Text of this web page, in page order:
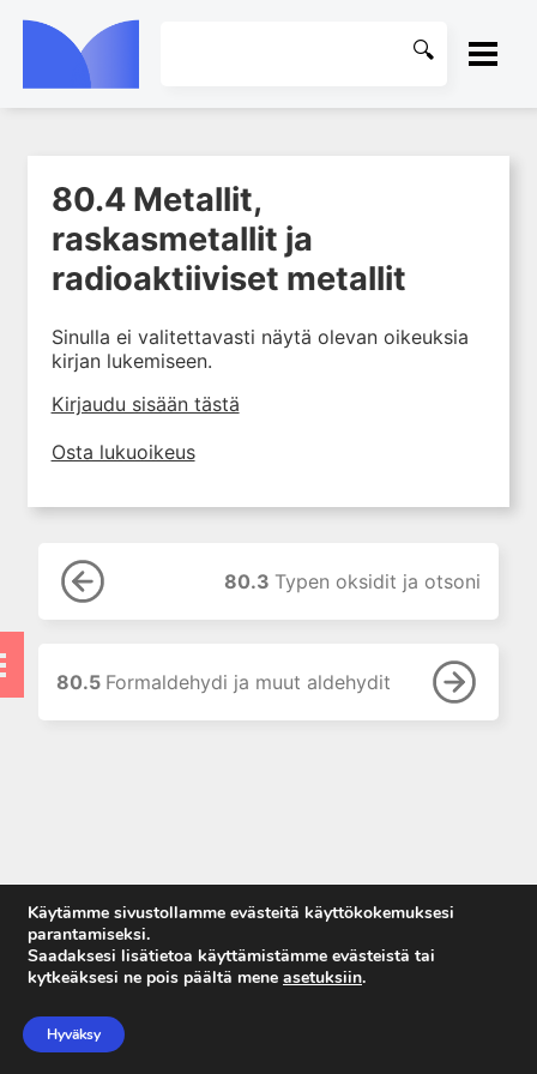
OHJEET
1. Johdanto farmakologiaan
2. Lääkkeiden kemia
3. Lääkekehitys
vaikutusmekanismit: reseptorit*
5. Farmakokinetiikka
6. Vierasainemetabolia
7. Lääkkeen annos, pitoisuus ja
vaste
8. Lääkemuodot ja antoreitit
perusteet
10. Kolinergistä stimulaatiota
aiheuttavat lääkkeet
muskariinireseptoreita
salpaavat lääkkeet
salpaajat
15. Puudutteet
16. Histamiini ja
histamiinireseptoreihin
17. 5-hydroksitryptamiini ja 5-
80.4 Metallit,
raskasmetallit ja
radioaktiiviset metallit
Sinulla ei valitettavasti näytä olevan oikeuksia
kirjan lukemiseen.
Kirjaudu sisään tästä
Osta lukuoikeus
80.3 Typen oksidit ja otsoni
80.5 Formaldehydi ja muut aldehydit
Tietosuojaseloste
Käyttöehdot
Käytämme sivustollamme evästeitä käyttökokemuksesi
parantamiseksi.
Saadaksesi lisätietoa käyttämistämme evästeistä tai
kytkeäksesi ne pois päältä mene asetuksiin.
Hyväksy